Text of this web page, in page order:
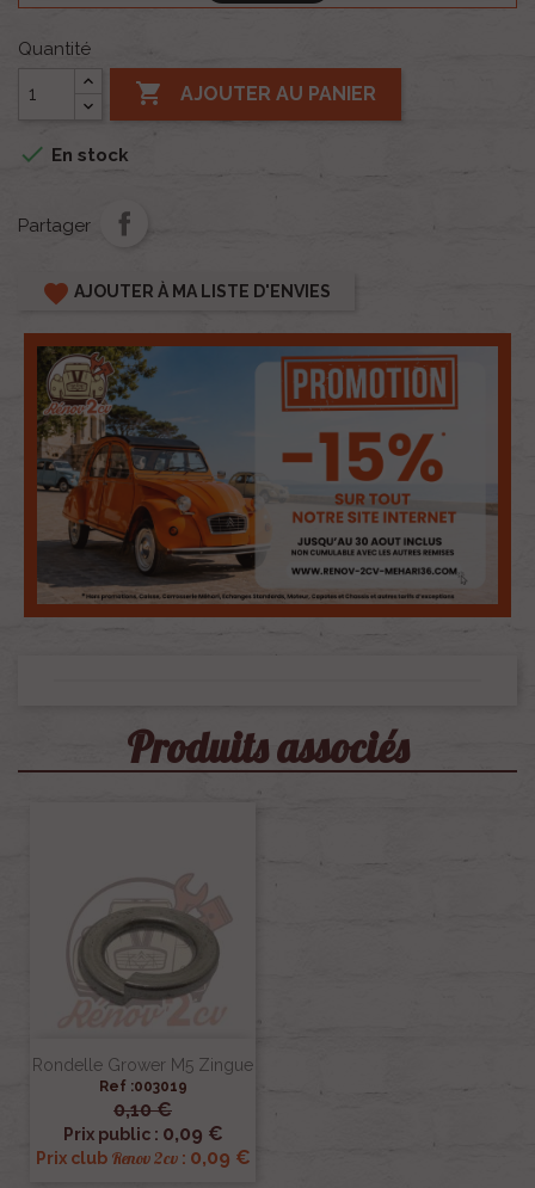
Quantité
 AJOUTER AU PANIER
 En stock
Partager
favorite AJOUTER À MA LISTE D'ENVIES
Produits associés
Rondelle Grower M5 Zingue
Ref :003019
0,10 €
Prix public : 0,09 €
Prix club Renov 2cv: 0,09 €